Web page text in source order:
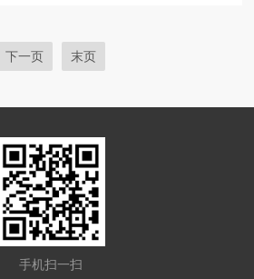
下一页 末页
手机扫一扫